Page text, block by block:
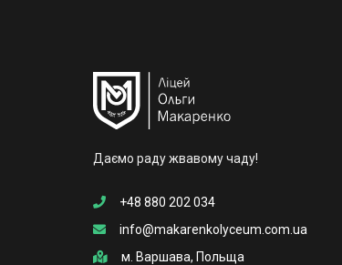
Даємо раду жвавому чаду!
+48 880 202 034
info@makarenkolyceum.com.ua
м. Варшава, Польща